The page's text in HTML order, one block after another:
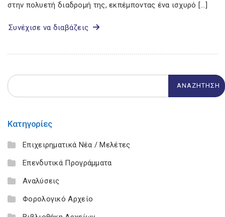
στην πολυετή διαδρομή της, εκπέμποντας ένα ισχυρό […]
Συνέχισε να διαβάζεις
Κατηγορίες
Επιχειρηματικά Νέα / Μελέτες
Επενδυτικά Προγράμματα
Αναλύσεις
Φορολογικό Αρχείο